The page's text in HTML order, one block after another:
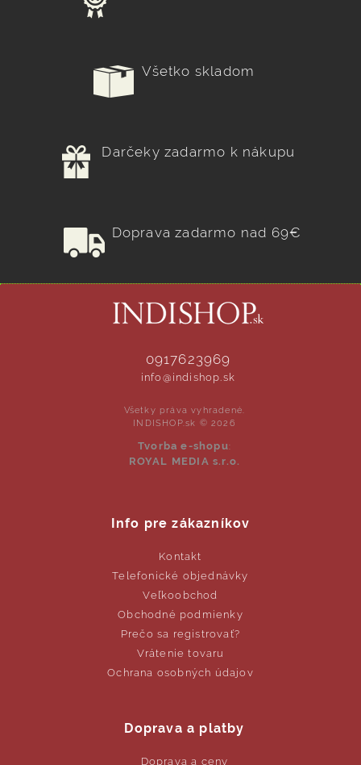
Všetko skladom
Darčeky zadarmo k nákupu
Doprava zadarmo nad 69€
0917623969
info@indishop.sk
Všetky práva vyhradené.
INDISHOP.sk © 2026
Tvorba e-shopu:
ROYAL MEDIA s.r.o.
Info pre zákazníkov
Kontakt
Telefonické objednávky
Veľkoobchod
Obchodné podmienky
Prečo sa registrovať?
Vrátenie tovaru
Ochrana osobných údajov
Doprava a platby
Doprava a ceny